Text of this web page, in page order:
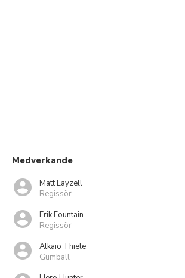
Medverkande
Matt Layzell
Regissör
Erik Fountain
Regissör
Alkaio Thiele
Gumball